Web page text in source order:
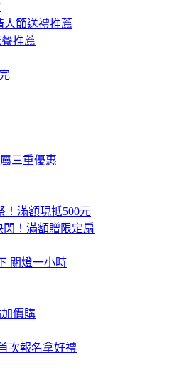
人節送禮推薦
推薦
三重優惠
！滿額現抵500元
閃！滿額贈限定扇
關燈一小時
價購
次報名拿好禮